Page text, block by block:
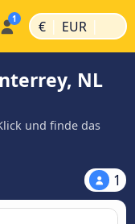
€ | EUR |
NL
und finde das
1